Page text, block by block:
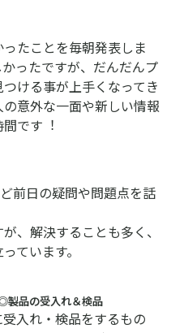
たことを毎朝発表しま
ったですが、だんだんプ
ける事が上⼿くなってき
意外な⼀⾯や新しい情報
です︕
前⽇の疑問や問題点を話
、解決することも多く、
ています。
品の受⼊れ＆検品
⼊れ・検品をするもの